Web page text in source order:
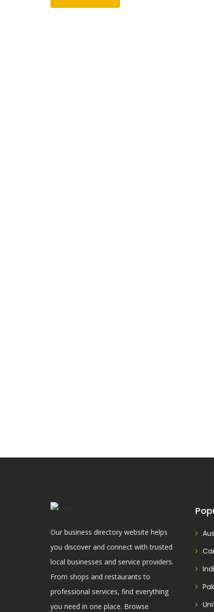
Our business directory website helps
you discover and connect with trusted
local businesses and service providers.
From shops and restaurants to
professional services, find everything
you need in one place. Browse